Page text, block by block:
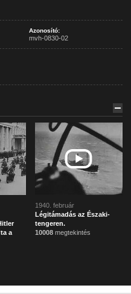
Azonosító:
mvh-0830-02
a
1940. február
Légitámadás az Északi-
tengeren.
10008megtekintés